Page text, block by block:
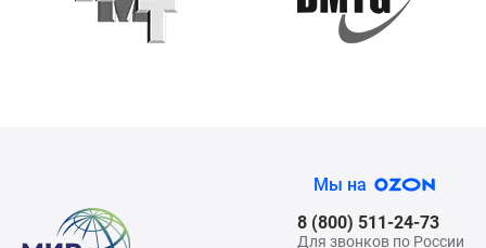
Режим работы:
Пн - Сб: с 9:00 до 18:00
Схема проезда
Мы на
8 (800) 511-24-73
Для звонков по России